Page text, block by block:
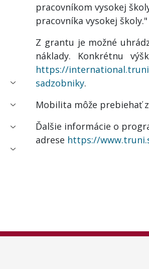
pracovníkom vysokej
pracovníka vysokej školy."
Z grantu je možné
náklady. Konkrétnu
https://
sadzobniky.
Mobilita môže prebiehať
Ďalšie informácie o
adrese https://